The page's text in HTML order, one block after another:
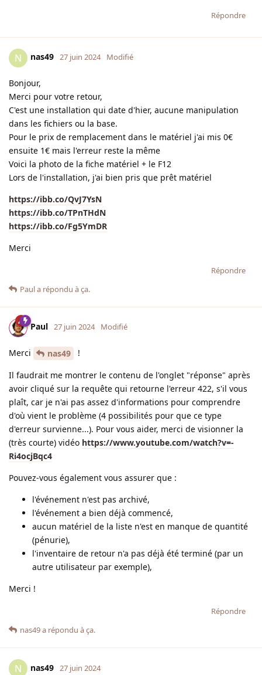
Répondre
N nas49 27 juin 2024 Modifié
Bonjour,
Merci pour votre retour,
C'est une installation qui date d'hier, aucune manipulation
dans les fichiers ou la base.
Pour le prix de remplacement dans le matériel j'ai mis 0€
ensuite 1€ mais l'erreur reste la même
Voici la photo de la fiche matériel + le F12
Lors de l'installation, j'ai bien pris que prêt matériel
https://ibb.co/QvJ7YsN
https://ibb.co/TPnTHdN
https://ibb.co/Fg5YmDR
Merci
Répondre
Paula répondu à ça.
Paul 27 juin 2024 Modifié
Merci nas49 !
Il faudrait me montrer le contenu de l'onglet "réponse" après
avoir cliqué sur la requête qui retourne l'erreur 422, s'il vous
plaît, car je n'ai pas assez d'informations pour comprendre
d'où vient le problème (4 possibilités pour que ce type
d'erreur survienne...). Pour vous aider, merci de visionner la
(très courte) vidéo https://www.youtube.com/watch?v=-
Ri4ocjBqc4
Pouvez-vous également vous assurer que :
l'événement n'est pas archivé,
l'événement a bien déjà commencé,
aucun matériel de la liste n'est en manque de quantité
(pénurie),
l'inventaire de retour n'a pas déjà été terminé (par un
autre utilisateur par exemple),
Merci !
Répondre
nas49a répondu à ça.
N nas49 27 juin 2024